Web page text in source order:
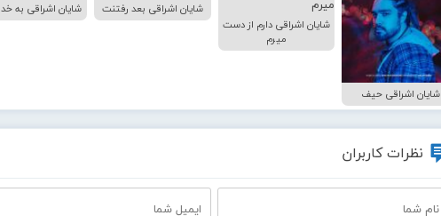
شایان اشراقی حیف
شایان اشراقی دارم از دست
میرم
شایان اشراقی بعد رفتنت شایان اشراقی به
نظرات کاربران